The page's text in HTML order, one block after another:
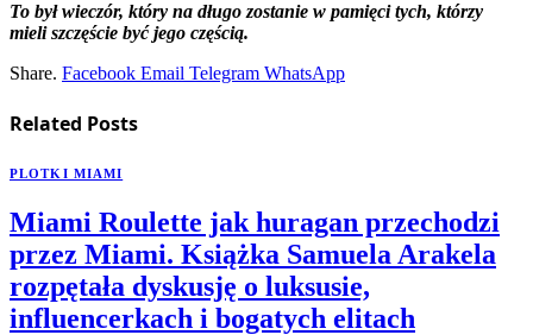
To był wieczór, który na długo zostanie w pamięci tych, którzy
mieli szczęście być jego częścią.
Share. Facebook Email Telegram WhatsApp
Related Posts
PLOTKI MIAMI
Miami Roulette jak huragan przechodzi
przez Miami. Książka Samuela Arakela
rozpętała dyskusję o luksusie,
influencerkach i bogatych elitach